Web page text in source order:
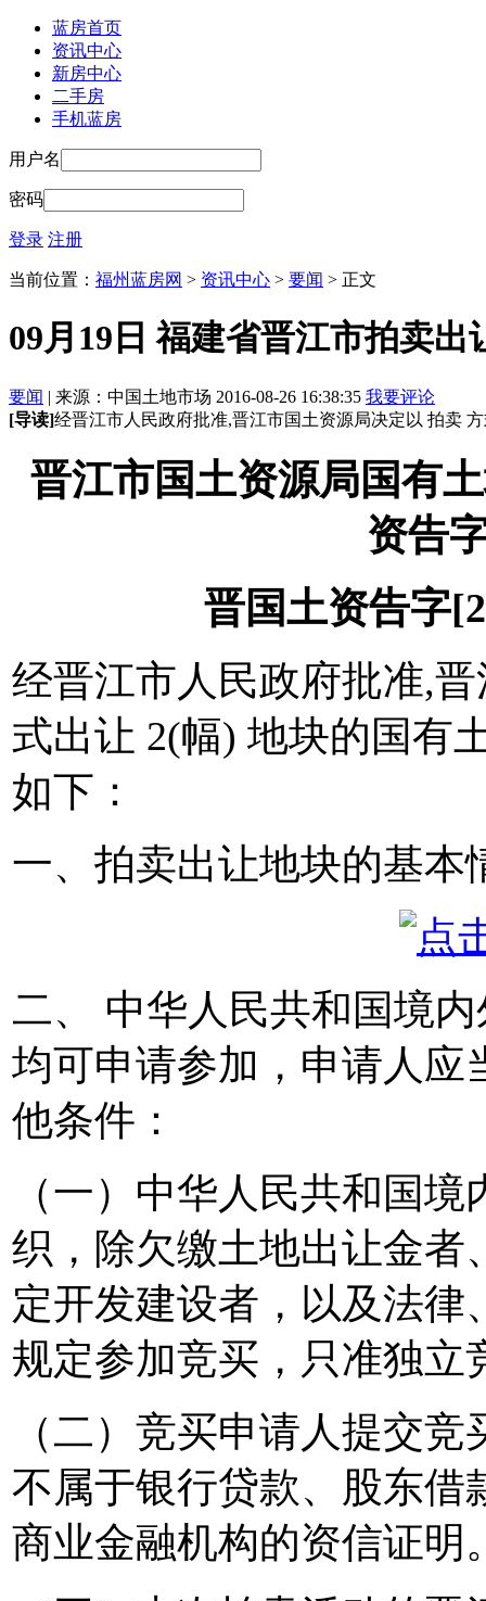
蓝房首页
资讯中心
新房中心
二手房
手机蓝房
用户名
密码
登录 注册
当前位置： 福州蓝房网 > 资讯中心 > 要闻 > 正文
09月19日 福建省晋江市拍卖
要闻 | 来源：中国土地市场 2016-08-26 16:38:35 我要评论
[导读]经晋江市人民政府批准,晋江市国土资源局决定以 拍卖
晋江市国土资源局国有
资告
晋国土资告字
经晋江市人民政府批准,
式出让 2(幅) 地块的国有
如下：
一、拍卖出让地块的基本
二、 中华人民共和国境
均可申请参加，申请人应
他条件：
（一）中华人民共和国
织，除欠缴土地出让金者
定开发建设者，以及法
规定参加竞买，只准独立
（二）竞买申请人提交
不属于银行贷款、股东借
商业金融机构的资信证明